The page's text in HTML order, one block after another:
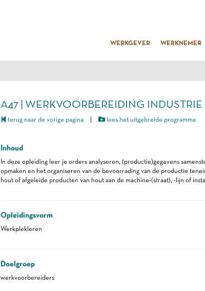
WERKGEVER WERKNEMER
A47 | WERKVOORBEREIDING
terug naar de vorige pagina| lees het uitgebreide programma
Inhoud
In deze opleiding leer je orders analyseren, (productie)gegevens
opmaken en het organiseren van de bevoorrading van de productie
hout of afgeleide producten van hout aan de machine-(straat), -lijn of
Opleidingsvorm
Werkplekleren
Doelgroep
werkvoorbereiders